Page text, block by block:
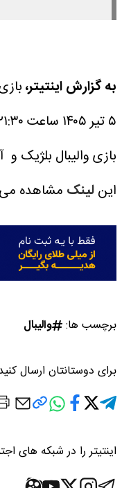
به گزارش اینتیتر،
۵ تیر ۱۴۰۵ ساعت ۲۱:۳۰ برگزار می شود.
اینلینک مشاهده
برچسب ها: والیبال
برای دوستانتان ارسال
اینتیتر را در شبکه های